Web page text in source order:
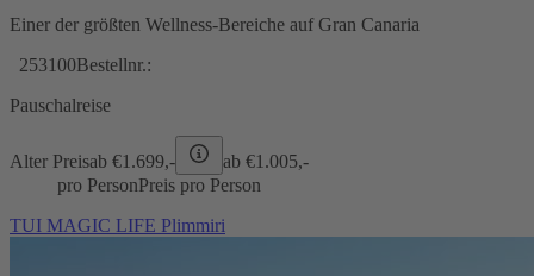
Einer der größten Wellness-Bereiche auf Gran Canaria
253100Bestellnr.:
Pauschalreise
Alter Preisab €1.699,- ab €1.005,-
pro PersonPreis pro Person
TUI MAGIC LIFE Plimmiri